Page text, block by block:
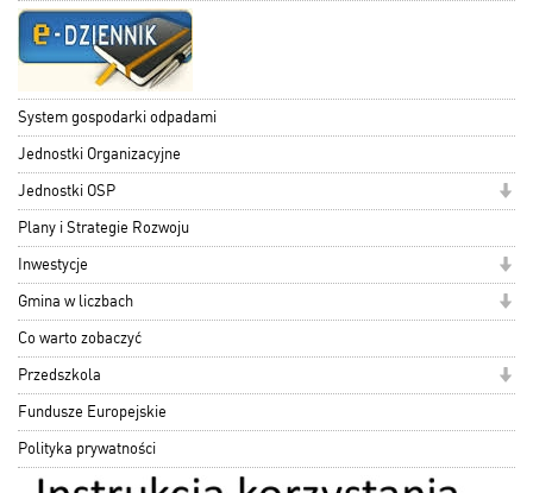
System gospodarki odpadami
Jednostki Organizacyjne
Jednostki OSP
Plany i Strategie Rozwoju
Inwestycje
Gmina w liczbach
Co warto zobaczyć
Przedszkola
Fundusze Europejskie
Polityka prywatności